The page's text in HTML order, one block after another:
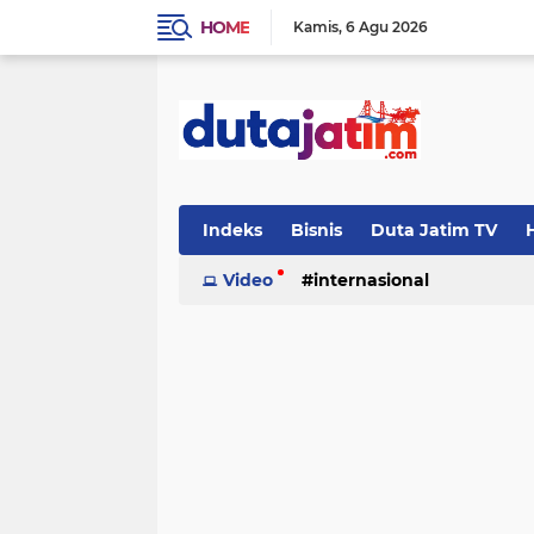
HOME Kamis 6 Agu 2026
Indeks Bisnis Duta Jatim TV
Video internasional